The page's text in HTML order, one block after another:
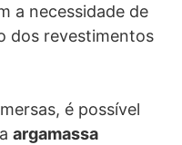
a necessidade de
dos revestimentos
é possível
argamassa
gratuito e facilitado,
necessários ou
outra razão para a
legal de retenção de
hipóteses
Seus dados
em nosso servidor